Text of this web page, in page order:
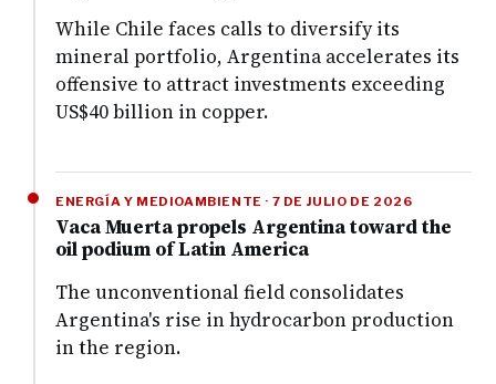
While Chile faces calls to diversify its
mineral portfolio, Argentina accelerates its
offensive to attract investments exceeding
US$40 billion in copper.
ENERGÍA Y MEDIOAMBIENTE · 7 DE JULIO DE 2026
Vaca Muerta propels Argentina toward the
oil podium of Latin America
The unconventional field consolidates
Argentina's rise in hydrocarbon production
in the region.